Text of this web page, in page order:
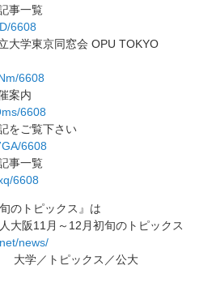
事一覧
6608
学東京同窓会 OPU TOKYO
6608
案内
6608
をご覧下さい
6608
事一覧
6608
のトピックス』は
阪11月～12月初旬のトピックス
news/
学／トピックス／公大